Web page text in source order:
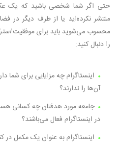
حتی اگر شما شخصی باشید که یک
منتشر نکرده‌اید یا از طرف دیگر در
محسوب می‌شوید باید برای موفقیت
را دنبال کنید:
اینستاگرام چه مزایایی برای شما
آن‌ها را ندارند؟
جامعه مورد هدفتان چه کسانی
در اینستاگرام فعال می‌باشند؟
اینستاگرام به عنوان یک مکمل در